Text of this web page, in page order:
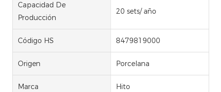
Capacidad De
Producción
20 sets/ año
Código HS 8479819000
Origen Porcelana
Marca Hito